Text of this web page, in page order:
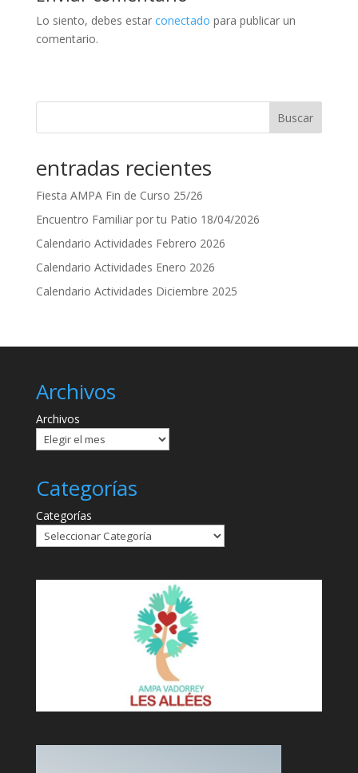
Lo siento, debes estar conectado para publicar un
comentario.
Buscar
entradas recientes
Fiesta AMPA Fin de Curso 25/26
Encuentro Familiar por tu Patio 18/04/2026
Calendario Actividades Febrero 2026
Calendario Actividades Enero 2026
Calendario Actividades Diciembre 2025
Archivos
Archivos
Categorías
Categorías